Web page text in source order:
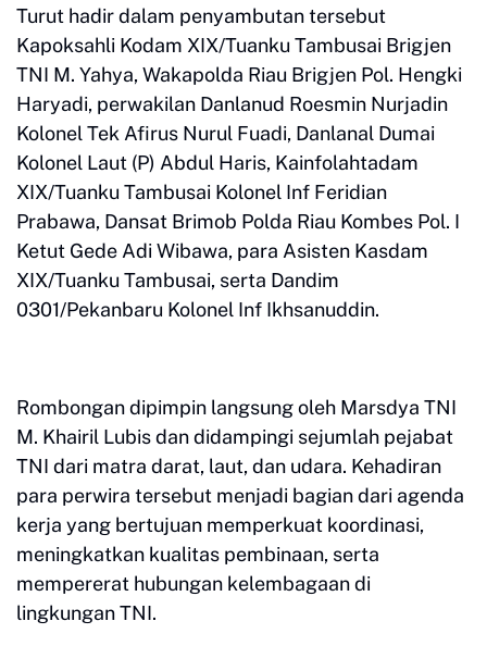
Turut hadir dalam penyambutan tersebut
Kapoksahli Kodam XIX/Tuanku Tambusai Brigjen
TNI M. Yahya, Wakapolda Riau Brigjen Pol. Hengki
Haryadi, perwakilan Danlanud Roesmin Nurjadin
Kolonel Tek Afirus Nurul Fuadi, Danlanal Dumai
Kolonel Laut (P) Abdul Haris, Kainfolahtadam
XIX/Tuanku Tambusai Kolonel Inf Feridian
Prabawa, Dansat Brimob Polda Riau Kombes Pol. I
Ketut Gede Adi Wibawa, para Asisten Kasdam
XIX/Tuanku Tambusai, serta Dandim
0301/Pekanbaru Kolonel Inf Ikhsanuddin.
Rombongan dipimpin langsung oleh Marsdya TNI
M. Khairil Lubis dan didampingi sejumlah pejabat
TNI dari matra darat, laut, dan udara. Kehadiran
para perwira tersebut menjadi bagian dari agenda
kerja yang bertujuan memperkuat koordinasi,
meningkatkan kualitas pembinaan, serta
mempererat hubungan kelembagaan di
lingkungan TNI.